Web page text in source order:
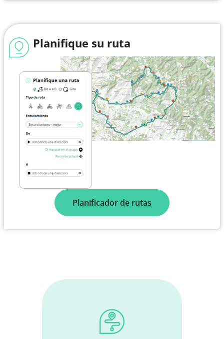
Planifique su ruta
Planificador de rutas